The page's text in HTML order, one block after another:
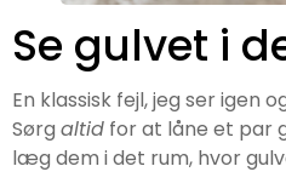
Se gulvet i
En klassisk fejl, jeg ser igen
Sørg altid for at låne et par
læg dem i det rum, hvor